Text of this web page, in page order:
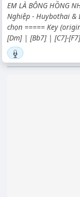
EM LÀ BÔNG HỒNG
Nghiệp - Huybothai &
chọn ===== Key
[Dm] | [Bb7] | [C7]-